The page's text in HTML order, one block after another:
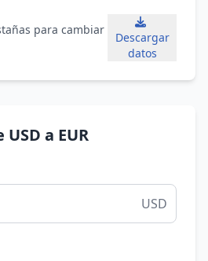
para cambiar
Descargar
datos
a EUR
USD